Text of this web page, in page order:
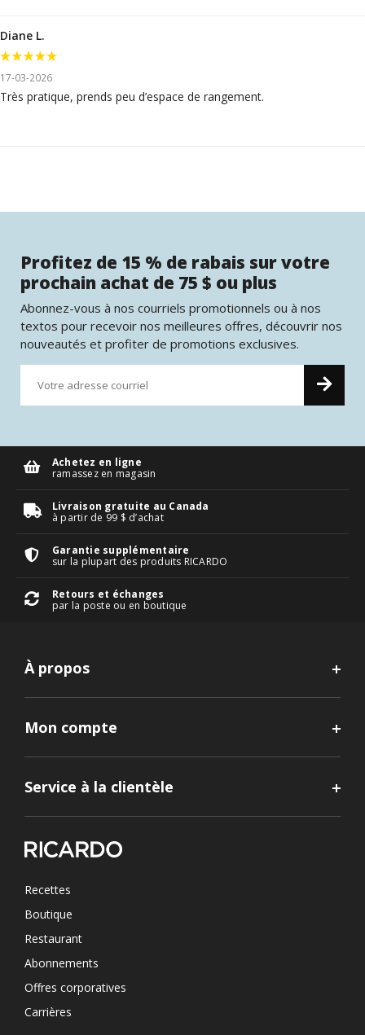
Diane L.
17-03-2026
Très pratique, prends peu d’espace de rangement.
Profitez de 15 % de rabais sur votre
prochain achat de 75 $ ou plus
Abonnez-vous à nos courriels promotionnels ou à nos
textos pour recevoir nos meilleures offres, découvrir nos
nouveautés et profiter de promotions exclusives.
Achetez en ligne
ramassez en magasin
Livraison gratuite au Canada
à partir de 99 $ d’achat
Garantie supplémentaire
sur la plupart des produits RICARDO
Retours et échanges
par la poste ou en boutique
À propos
Mon compte
Service à la clientèle
Recettes
Boutique
Restaurant
Abonnements
Offres corporatives
Carrières